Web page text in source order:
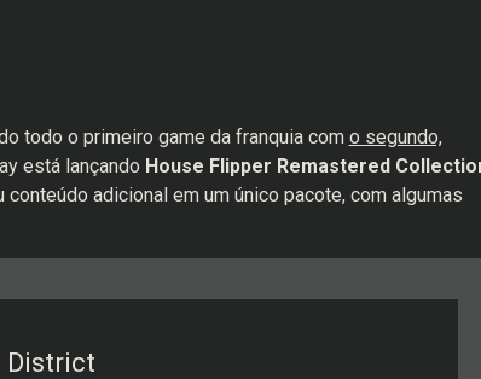
todo o primeiro game da franquia com o segundo,
está lançando House Flipper Remastered
adicional em um único pacote, com algumas
District